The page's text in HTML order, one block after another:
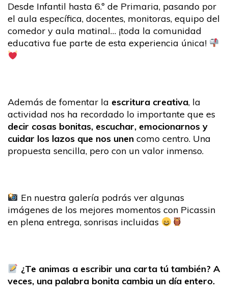
Desde Infantil hasta 6.º de Primaria, pasando por
el aula específica, docentes, monitoras, equipo del
comedor y aula matinal… ¡toda la comunidad
educativa fue parte de esta experiencia única!
Además de fomentar la escritura creativa, la
actividad nos ha recordado lo importante que es
decir cosas bonitas, escuchar, emocionarnos y
cuidar los lazos que nos unen como centro. Una
propuesta sencilla, pero con un valor inmenso.
En nuestra galería podrás ver algunas
imágenes de los mejores momentos con Picassin
en plena entrega, sonrisas incluidas
¿Te animas a escribir una carta tú también? A
veces, una palabra bonita cambia un día entero.